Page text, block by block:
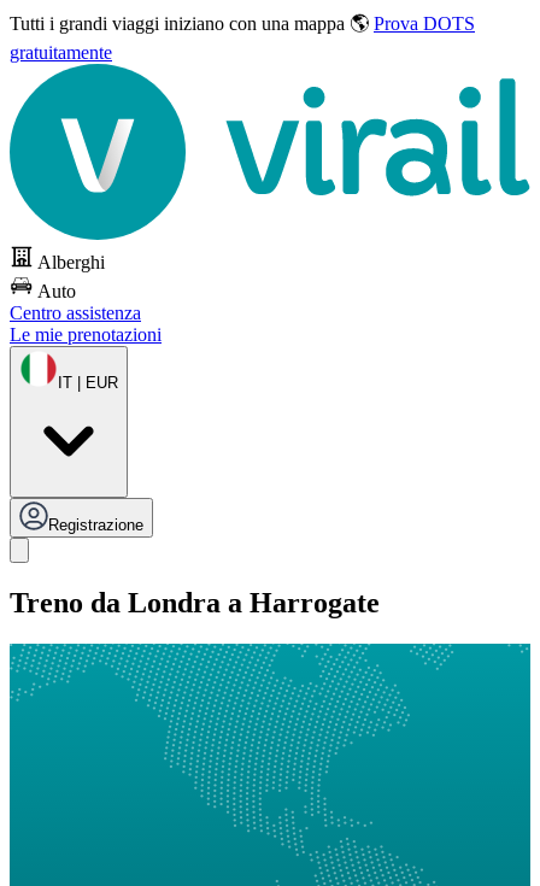
Tutti i grandi viaggi iniziano con una mappa 🌎 Prova DOTS
gratuitamente
Alberghi
Auto
Centro assistenza
Le mie prenotazioni
IT | EUR
Registrazione
Treno da Londra a Harrogate